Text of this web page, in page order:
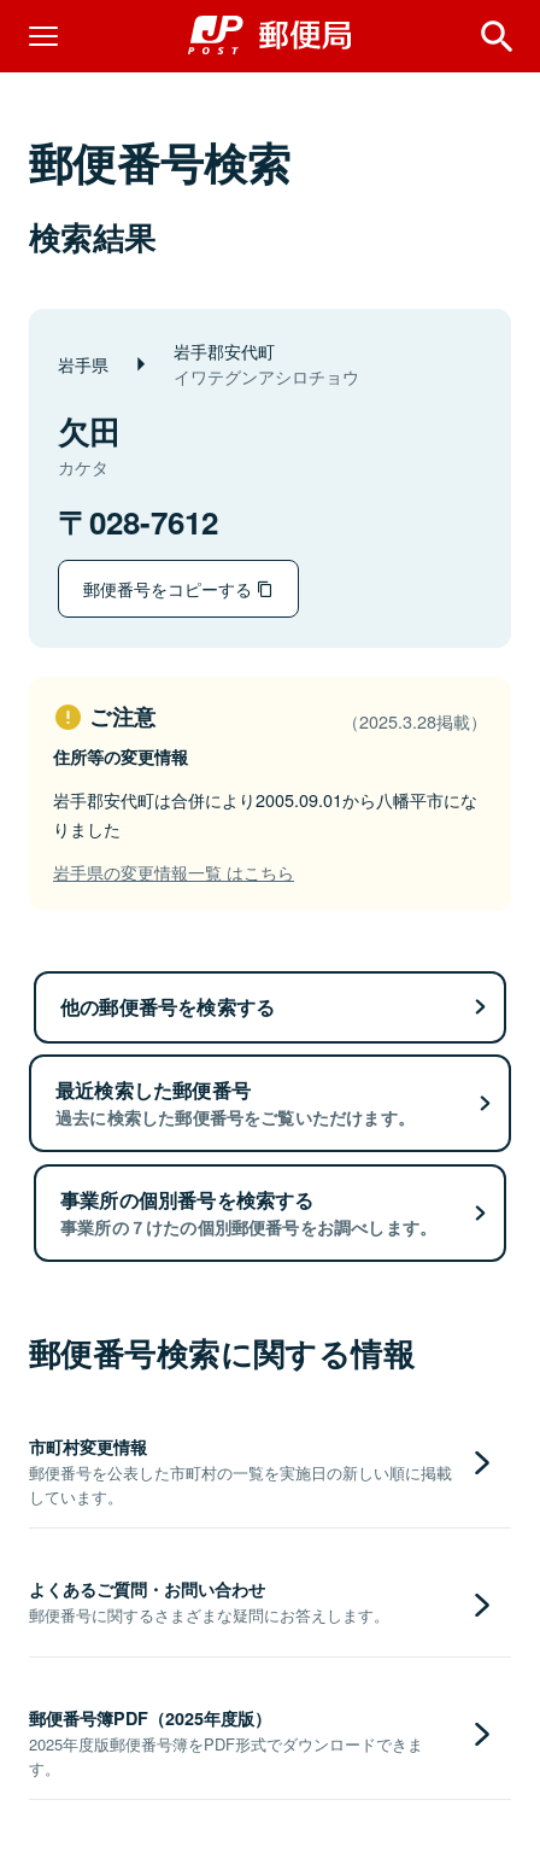
郵便番号検索
検索結果
岩手県 岩手郡安代町
イワテグンアシロチョウ
欠田
カケタ
028-7612
郵便番号をコピーする
ご注意 （2025.3.28掲載）
住所等の変更情報
岩手郡安代町は合併により2005.09.01から八幡平市にな
りました
岩手県の変更情報一覧 はこちら
他の郵便番号を検索する
最近検索した郵便番号
過去に検索した郵便番号をご覧いただけます。
事業所の個別番号を検索する
事業所の７けたの個別郵便番号をお調べします。
郵便番号検索に関する情報
市町村変更情報
郵便番号を公表した市町村の一覧を実施日の新しい順に掲載
しています。
よくあるご質問・お問い合わせ
郵便番号に関するさまざまな疑問にお答えします。
郵便番号簿PDF（2025年度版）
2025年度版郵便番号簿をPDF形式でダウンロードできま
す。